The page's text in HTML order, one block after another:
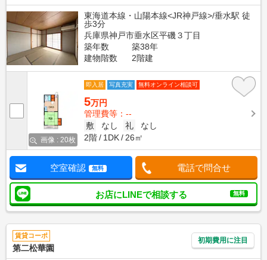
東海道本線・山陽本線<JR神戸線>/垂水駅 徒
歩3分
兵庫県神戸市垂水区平磯３丁目
築年数
築38年
建物階数
2階建
画像 : 20枚
即入居 写真充実 無料オンライン相談可
5万円
管理費等：--
敷
なし 礼
なし
2階
1DK 26㎡
空室確認 無料 電話で問合せ
お店にLINEで相談する 無料
賃貸コーポ
第二松華園
初期費用に注目